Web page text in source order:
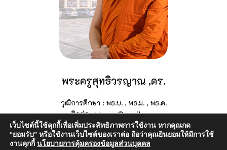
พระครูสุทธิวรญาณ ,ดร.
วุฒิการศึกษา : พธ.บ. , พธ.ม. , พธ.ด.
ติดต่อ : ktawon@gmail.com
Copyright © 2024 วิทยาลัยสงฆ์จันทบุรี | มหาวิทยาลัยมหาจุฬาลงกรณราช
เว็บไซต์นี้ใช้คุกกี้เพื่อเพิ่มประสิทธิภาพการใช้งาน หากคุณกด
“ยอมรับ” หรือใช้งานเว็บไซต์ของเราต่อ ถือว่าคุณยินยอมให้มีการใช้
งานคุกกี้ นโยบายการคุ้มครองข้อมูลส่วนบุคคล